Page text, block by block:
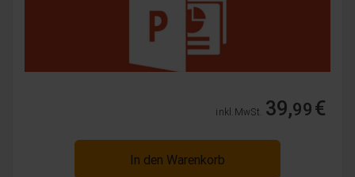
inkl. MwSt. 39,99€
In den Warenkorb